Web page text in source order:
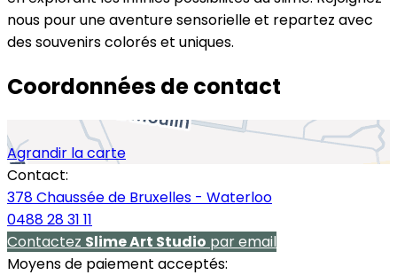
nous pour une aventure sensorielle et repartez avec
des souvenirs colorés et uniques.
Coordonnées de contact
Agrandir la carte
Contact:
378 Chaussée de Bruxelles - Waterloo
0488 28 31 11
Contactez Slime Art Studio par email
Moyens de paiement acceptés: